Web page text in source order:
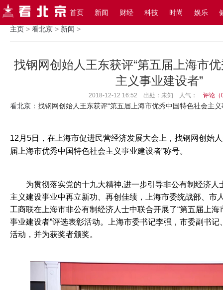
首页 新闻 财经 科技 时尚 娱乐搜索
主页 > 看北京 > 新闻 >
找钢网创始人王东获评“第五届上海市
主义事业建设者”
2018-12-12 16:52 出处：未知 人气： 评论（
看北京 ：找钢网创始人王东获评“第五届上海市优秀中国特色社会主
12月5日，在上海市促进民营经济发展大会上，找钢网创始
届上海市优秀中国特色社会主义事业建设者”称号。
主义建设事业中再立新功、再创佳绩，上海市委统战部、市
工商联在上海市非公有制经济人士中联合开展了“第五届上
事业建设者”评选表彰活动。上海市委书记李强，市委副书
活动，并为获奖者颁奖。